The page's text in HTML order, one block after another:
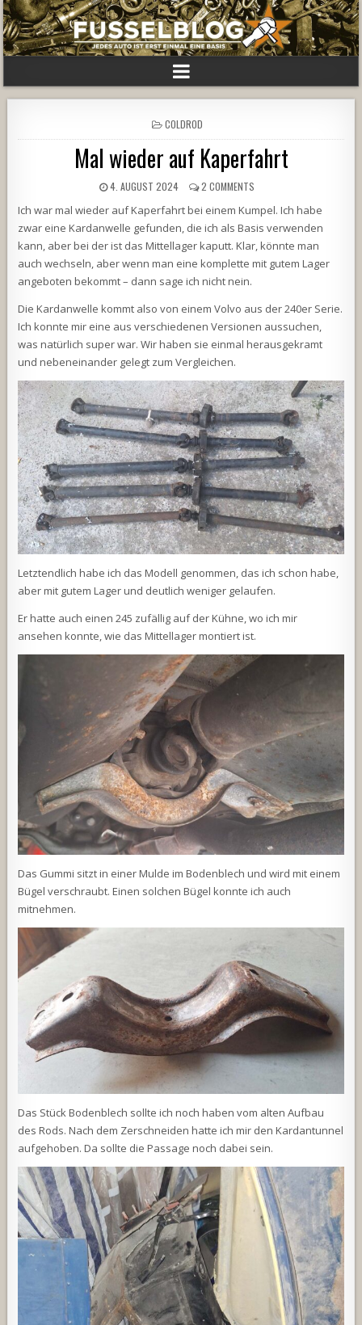
POSTED
IN
COLDROD
Mal wieder auf Kaperfahrt
4. AUGUST 2024 2 COMMENTS
Ich war mal wieder auf Kaperfahrt bei einem Kumpel. Ich habe
zwar eine Kardanwelle gefunden, die ich als Basis verwenden
kann, aber bei der ist das Mittellager kaputt. Klar, könnte man
auch wechseln, aber wenn man eine komplette mit gutem Lager
angeboten bekommt – dann sage ich nicht nein.
Die Kardanwelle kommt also von einem Volvo aus der 240er Serie.
Ich konnte mir eine aus verschiedenen Versionen aussuchen,
was natürlich super war. Wir haben sie einmal herausgekramt
und nebeneinander gelegt zum Vergleichen.
Letztendlich habe ich das Modell genommen, das ich schon habe,
aber mit gutem Lager und deutlich weniger gelaufen.
Er hatte auch einen 245 zufällig auf der Kühne, wo ich mir
ansehen konnte, wie das Mittellager montiert ist.
Das Gummi sitzt in einer Mulde im Bodenblech und wird mit einem
Bügel verschraubt. Einen solchen Bügel konnte ich auch
mitnehmen.
Das Stück Bodenblech sollte ich noch haben vom alten Aufbau
des Rods. Nach dem Zerschneiden hatte ich mir den Kardantunnel
aufgehoben. Da sollte die Passage noch dabei sein.